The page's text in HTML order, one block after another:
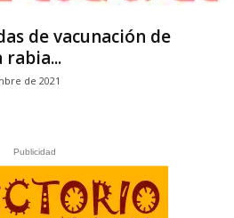
de vacunación de
rabia...
de 2021
Publicidad